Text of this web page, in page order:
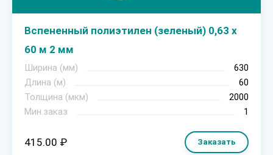
Вспененный полиэтилен (зеленый) 0,63 х
60 м 2 мм
Ширина (мм)
630
Длина (м)
60
Толщина (мкм)
2000
Мин.заказ
1
415.00 ₽ Заказать